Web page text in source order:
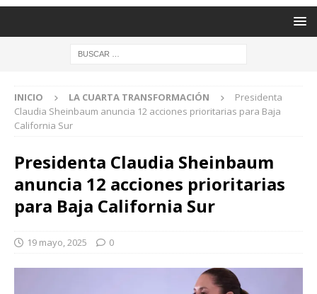
INICIO LA CUARTA TRANSFORMACIÓN
Presidenta
Claudia Sheinbaum anuncia 12 acciones prioritarias para Baja
California Sur
Presidenta Claudia Sheinbaum
anuncia 12 acciones prioritarias
para Baja California Sur
19 mayo, 2025 0